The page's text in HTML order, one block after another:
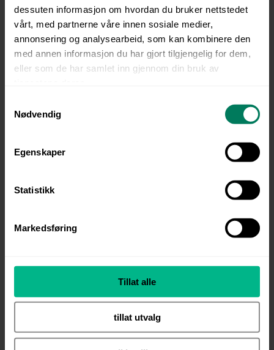
dessuten informasjon om hvordan du bruker nettstedet
vårt, med partnerne våre innen sosiale medier,
annonsering og analysearbeid, som kan kombinere den
med annen informasjon du har gjort tilgjengelig for dem,
eller som de har samlet inn gjennom din bruk av
Nødvendig
Egenskaper
Statistikk
Markedsføring
Tillat alle
tillat utvalg
Hvor ofte
synkroniseres
opplysningene
på. Integrasjonen kan også lytte
etter en endring i HR-systemet
Om Hogia OpenHR
OpenHR er Hogias skybaserte
HR-system som samler hele